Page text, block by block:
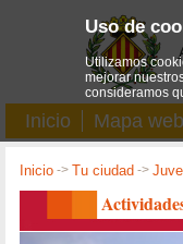
Inicio Mapa web
Inicio ->Tu ciudad ->
Uso de
Utilizamos
mejorar
consideramos